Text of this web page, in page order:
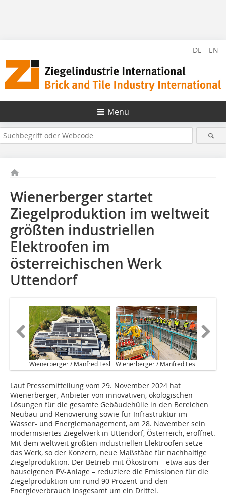
DE EN
Menü
Wienerberger startet
Ziegelproduktion im weltweit
größten industriellen
Elektroofen im
österreichischen Werk
Uttendorf
Wienerberger / Manfred Fesl Wienerberger / Manfred Fesl
Laut Pressemitteilung vom 29. November 2024 hat
Wienerberger, Anbieter von innovativen, ökologischen
Lösungen für die gesamte Gebäudehülle in den Bereichen
Neubau und Renovierung sowie für Infrastruktur im
Wasser- und Energiemanagement, am 28. November sein
modernisiertes Ziegelwerk in Uttendorf, Österreich, eröffnet.
Mit dem weltweit größten industriellen Elektroofen setze
das Werk, so der Konzern, neue Maßstäbe für nachhaltige
Ziegelproduktion. Der Betrieb mit Ökostrom – etwa aus der
hauseigenen PV-Anlage – reduziere die Emissionen für die
Ziegelproduktion um rund 90 Prozent und den
Energieverbrauch insgesamt um ein Drittel.